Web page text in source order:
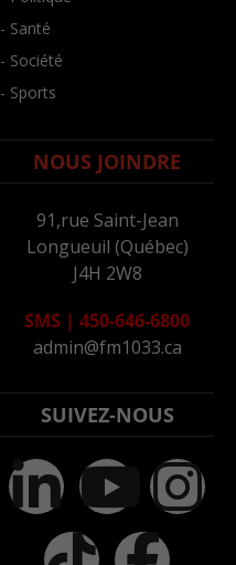
- Santé
- Société
- Sports
NOUS JOINDRE
91,rue Saint-Jean
Longueuil (Québec)
J4H 2W8
SMS | 450-646-6800
admin@fm1033.ca
SUIVEZ-NOUS